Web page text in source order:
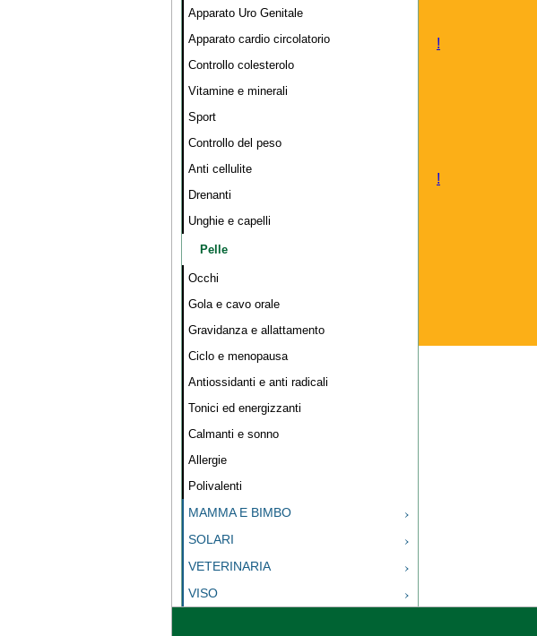
Apparato Uro Genitale
Apparato cardio circolatorio
Controllo colesterolo
Vitamine e minerali
Sport
Controllo del peso
Anti cellulite
Drenanti
Unghie e capelli
Pelle
Occhi
Gola e cavo orale
Gravidanza e allattamento
Ciclo e menopausa
Antiossidanti e anti radicali
Tonici ed energizzanti
Calmanti e sonno
Allergie
Polivalenti
MAMMA E BIMBO
SOLARI
VETERINARIA
VISO
!
!